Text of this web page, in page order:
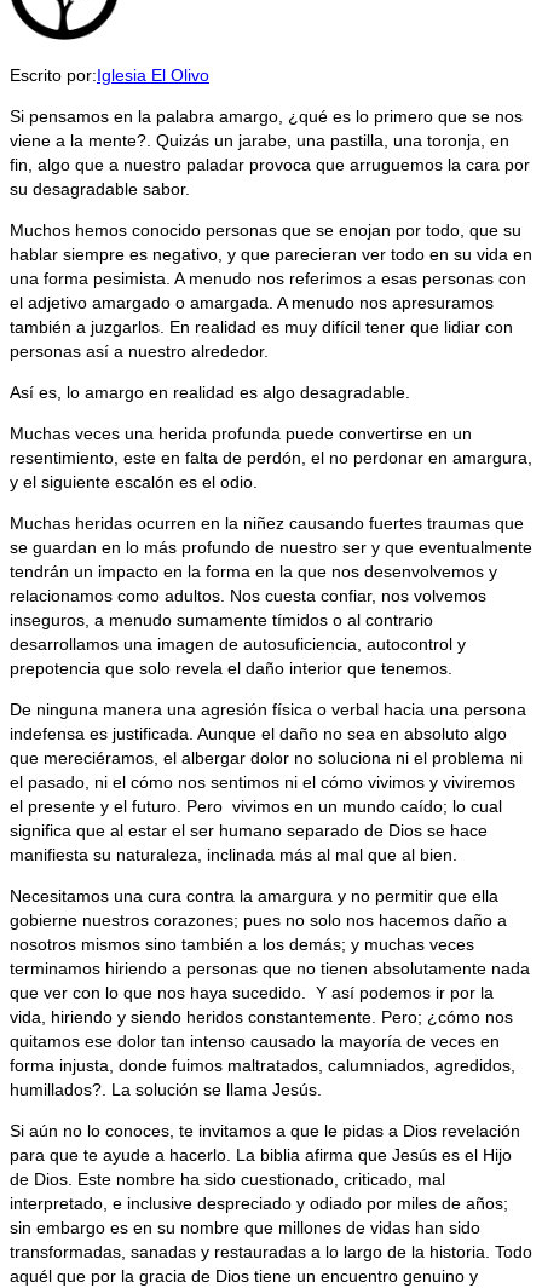
Escrito por:Iglesia El Olivo
Si pensamos en la palabra amargo, ¿qué es lo primero que se nos
viene a la mente?. Quizás un jarabe, una pastilla, una toronja, en
fin, algo que a nuestro paladar provoca que arruguemos la cara por
su desagradable sabor.
Muchos hemos conocido personas que se enojan por todo, que su
hablar siempre es negativo, y que parecieran ver todo en su vida en
una forma pesimista. A menudo nos referimos a esas personas con
el adjetivo amargado o amargada. A menudo nos apresuramos
también a juzgarlos. En realidad es muy difícil tener que lidiar con
personas así a nuestro alrededor.
Así es, lo amargo en realidad es algo desagradable.
Muchas veces una herida profunda puede convertirse en un
resentimiento, este en falta de perdón, el no perdonar en amargura,
y el siguiente escalón es el odio.
Muchas heridas ocurren en la niñez causando fuertes traumas que
se guardan en lo más profundo de nuestro ser y que eventualmente
tendrán un impacto en la forma en la que nos desenvolvemos y
relacionamos como adultos. Nos cuesta confiar, nos volvemos
inseguros, a menudo sumamente tímidos o al contrario
desarrollamos una imagen de autosuficiencia, autocontrol y
prepotencia que solo revela el daño interior que tenemos.
De ninguna manera una agresión física o verbal hacia una persona
indefensa es justificada. Aunque el daño no sea en absoluto algo
que mereciéramos, el albergar dolor no soluciona ni el problema ni
el pasado, ni el cómo nos sentimos ni el cómo vivimos y viviremos
el presente y el futuro. Pero vivimos en un mundo caído; lo cual
significa que al estar el ser humano separado de Dios se hace
manifiesta su naturaleza, inclinada más al mal que al bien.
Necesitamos una cura contra la amargura y no permitir que ella
gobierne nuestros corazones; pues no solo nos hacemos daño a
nosotros mismos sino también a los demás; y muchas veces
terminamos hiriendo a personas que no tienen absolutamente nada
que ver con lo que nos haya sucedido.
Y así podemos ir por la
vida, hiriendo y siendo heridos constantemente. Pero; ¿cómo nos
quitamos ese dolor tan intenso causado la mayoría de veces en
forma injusta, donde fuimos maltratados, calumniados, agredidos,
humillados?. La solución se llama Jesús.
Si aún no lo conoces, te invitamos a que le pidas a Dios revelación
para que te ayude a hacerlo. La biblia afirma que Jesús es el Hijo
de Dios. Este nombre ha sido cuestionado, criticado, mal
interpretado, e inclusive despreciado y odiado por miles de años;
sin embargo es en su nombre que millones de vidas han sido
transformadas, sanadas y restauradas a lo largo de la historia. Todo
aquél que por la gracia de Dios tiene un encuentro genuino y